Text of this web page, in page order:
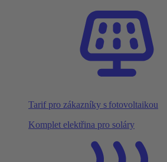
Tarif pro zákazníky s fotovoltaikou
Komplet elektřina pro soláry